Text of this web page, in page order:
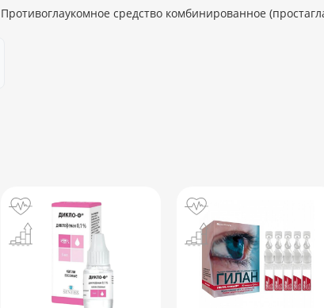
Противоглаукомное средство комбинированное